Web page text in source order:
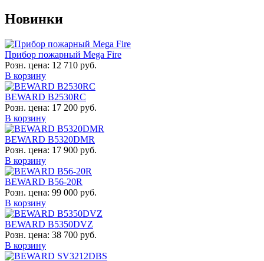
Новинки
Прибор пожарный Mega Fire
Розн. цена: 12 710 руб.
В корзину
BEWARD B2530RC
Розн. цена: 17 200 руб.
В корзину
BEWARD B5320DMR
Розн. цена: 17 900 руб.
В корзину
BEWARD B56-20R
Розн. цена: 99 000 руб.
В корзину
BEWARD B5350DVZ
Розн. цена: 38 700 руб.
В корзину